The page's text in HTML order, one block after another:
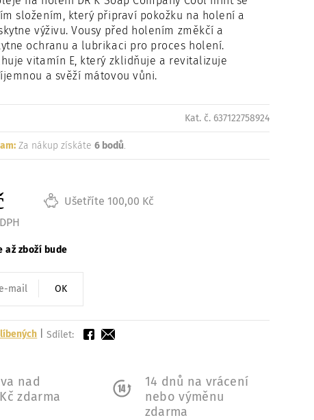
složením, který připraví pokožku na holení a
výživu. Vousy před holením změkčí a
ochranu a lubrikaci pro proces holení.
vitamín E, který zklidňuje a revitalizuje
a svěží mátovou vůni.
Kat. č. 637122758924
Za nákup získáte6 bodů.
Ušetříte 100,00 Kč
zboží bude
OK
|Sdílet:
nad
zdarma
14 dnů na vrácení
nebo výměnu
zdarma